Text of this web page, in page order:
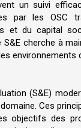
un suivi
par les OSC
et du capital
cherche à
environnements
(S&E)
Ces
objectifs des